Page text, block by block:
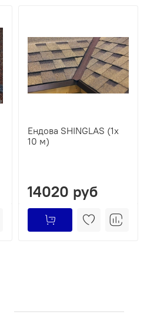
Ендова SHINGLAS (1х
10 м)
14020 руб